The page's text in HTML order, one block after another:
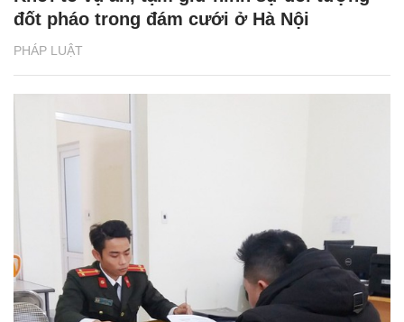
PHÁP LUẬT
đốt pháo trong đám cưới ở Hà Nội